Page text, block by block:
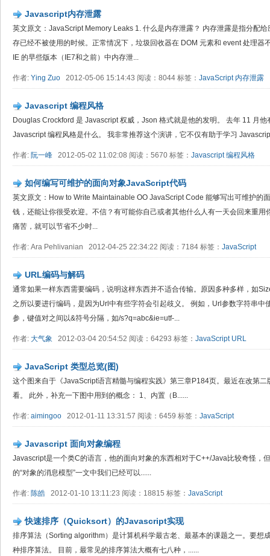
Javascript内存泄露
英文原文：JavaScript Memory Leaks 1. 什么是内存泄露？ 内存泄露是指分配
存已经不被使用的时候。正常情况下，垃圾回收器在 DOM 元素和 event 处理器
IE 的早些版本（IE7和之前）中内存泄...
作者: Ying Zuo 2012-05-06 15:14:43 阅读：8044 标签： JavaScript 内存泄露
Javascript 编程风格
Douglas Crockford 是 Javascript 权威，Json 格式就是他的发明。 去年 11 月
Javascript 编程风格是什么。 我非常推荐这个演讲，它不仅有助于学习
作者: 阮一峰 2012-05-02 11:02:08 阅读：5670 标签： Javascript 编程风格
如何编写可维护的面向对象JavaScript代码
英文原文：How to Write Maintainable OO JavaScript Code 能够写出可维护的
钱，还能让你很受欢迎。不信？有可能你自己或者其他什么人有一天会回来重
痛苦，就可以节省不少时...
作者: Ara Pehlivanian 2012-04-25 22:34:22 阅读：7184 标签： JavaScript
URL编码与解码
通常如果一样东西需要编码，说明这样东西并不适合传输。原因多种多样，如
之所以要进行编码，是因为Url中有些字符会引起歧义。 例如，Url参数字符串中
参，键值对之间以&符号分隔，如/s?q=abc&ie=utf-...
作者: 大气象 2012-03-04 20:54:52 阅读：64293 标签： JavaScript URL
JavaScript 类型总览(图)
这个图来自于《JavaScript语言精髓与编程实践》第三章P184页。最近在改第
看。 此外，补充一下图中用到的概念： 1、内置（B......
作者: aimingoo 2012-01-11 13:31:57 阅读：6459 标签： JavaScript
Javascript 面向对象编程
Javascript是一个类C的语言，他的面向对象的东西相对于C++/Java比较奇怪，
的“对象的消息模型”一文中我们已经可以......
作者: 陈皓 2012-01-10 13:11:23 阅读：18815 标签： JavaScript
快速排序（Quicksort）的Javascript实现
排序算法（Sorting algorithm）是计算机科学最古老、最基本的课题之一。要想
种排序算法。 目前，最常见的排序算法大概有七八种，......